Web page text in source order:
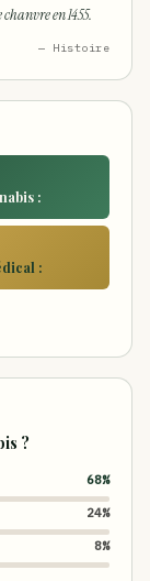
en 1455.
— Histoire
:
:
?
68%
24%
8%